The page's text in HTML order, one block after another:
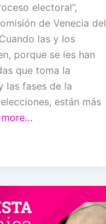
electoral”,
de Venecia del
las y los
porque se les han
que toma la
las fases de la
están más
more…